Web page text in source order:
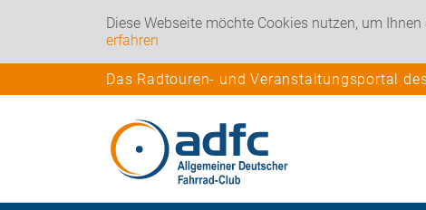
Diese Webseite möchte Cookies nutzen, um
erfahren
Das Radtouren- und Veranstaltungsportal